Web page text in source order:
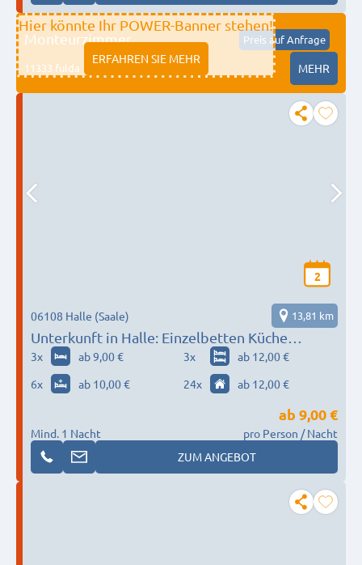
Hier könnte Ihr POWER-Banner stehen!
ERFAHREN SIE MEHR
Monteurzimmer Preis auf Anfrage
11333 fulda MEHR
2
Unterkunft in Halle: Einzelbetten Küche
Waschmaschine Bad
06108 Halle (Saale) 13,81 km
3x ab 9,00 € 3x
ab 12,00 €
6x ab 10,00 € 24x ab 12,00 €
Mind. 1 Nacht
ab 9,00 €
pro Person / Nacht
ZUM ANGEBOT